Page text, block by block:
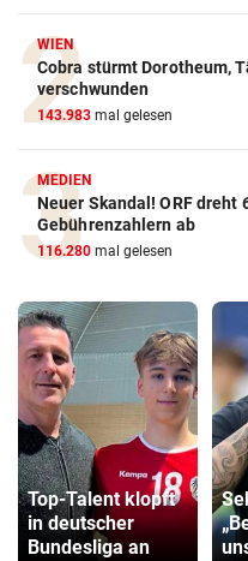
WIEN
Cobra stürmt Dorotheum,
verschwunden
143.983 mal gelesen
MEDIEN
Neuer Skandal! ORF dreht
Gebührenzahlern ab
116.280 mal gelesen
Top-Talent klopft
in deutscher
Bundesliga an